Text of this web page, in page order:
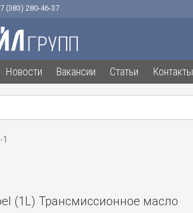
(383) 280-46-37
Новости Вакансии Статьи Контакты
(1L) Трансмиссионное масло